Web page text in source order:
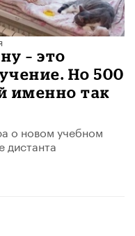
– это
Но 500
именно так
о новом учебном
дистанта